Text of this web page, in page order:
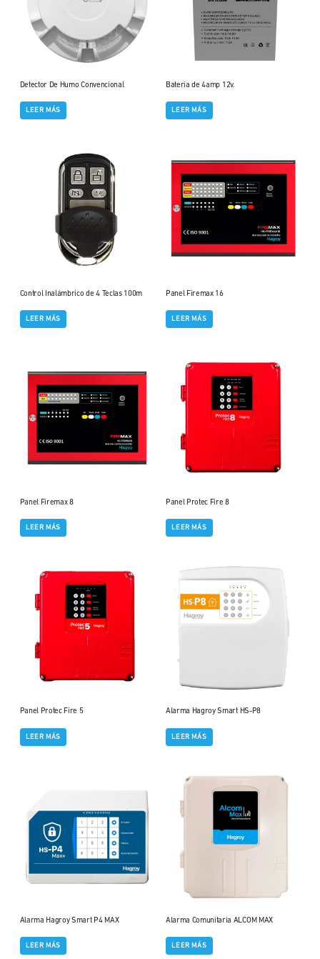
Detector De Humo Convencional
LEER MÁS
Batería de 4amp 12v.
LEER MÁS
Control Inalámbrico de 4 Teclas 100m
LEER MÁS
Panel Firemax 16
LEER MÁS
Panel Firemax 8
LEER MÁS
Panel Protec Fire 8
LEER MÁS
Panel Protec Fire 5
LEER MÁS
Alarma Hagroy Smart HS-P8
LEER MÁS
Alarma Hagroy Smart P4 MAX
LEER MÁS
Alarma Comunitaria ALCOM MAX
LEER MÁS